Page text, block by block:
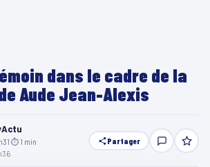
dans le cadre de la
Aude Jean-Alexis
⏱ 1 min Partager